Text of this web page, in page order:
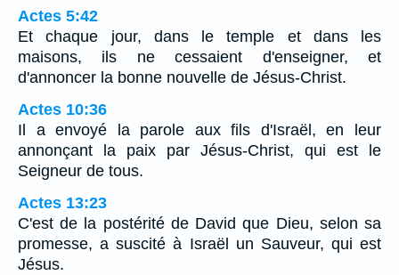
Actes 5:42
Et chaque jour, dans le temple et dans les
maisons, ils ne cessaient d'enseigner, et
d'annoncer la bonne nouvelle de Jésus-Christ.
Actes 10:36
Il a envoyé la parole aux fils d'Israël, en leur
annonçant la paix par Jésus-Christ, qui est le
Seigneur de tous.
Actes 13:23
C'est de la postérité de David que Dieu, selon sa
promesse, a suscité à Israël un Sauveur, qui est
Jésus.